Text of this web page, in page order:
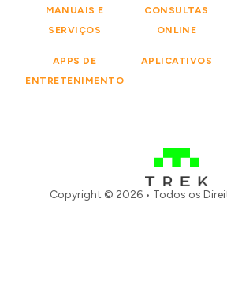
MANUAIS E
SERVIÇOS
CONSULTAS
ONLINE
APPS DE
ENTRETENIMENTO
APLICATIVOS
Copyright © 2026 • Todos os